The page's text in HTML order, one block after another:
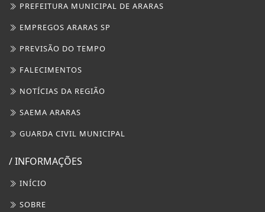
PREFEITURA MUNICIPAL DE ARARAS
EMPREGOS ARARAS SP
PREVISÃO DO TEMPO
FALECIMENTOS
NOTÍCIAS DA REGIÃO
SAEMA ARARAS
GUARDA CIVIL MUNICIPAL
/ INFORMAÇÕES
INÍCIO
SOBRE